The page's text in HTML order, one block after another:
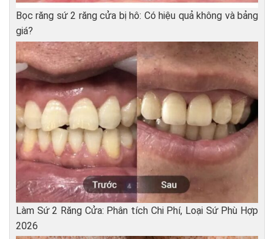
Bọc răng sứ 2 răng cửa bị hô: Có hiệu quả không và bảng
giá?
Làm Sứ 2 Răng Cửa: Phân tích Chi Phí, Loại Sứ Phù Hợp
2026